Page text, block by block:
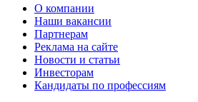
О компании
Наши вакансии
Партнерам
Реклама на сайте
Новости и статьи
Инвесторам
Кандидаты по профессиям